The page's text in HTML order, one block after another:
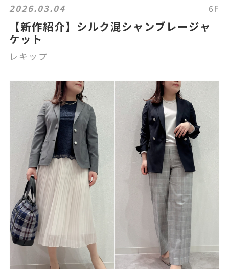
2026.03.04 6F
【新作紹介】シルク混シャンブレージャ
ケット
レキップ